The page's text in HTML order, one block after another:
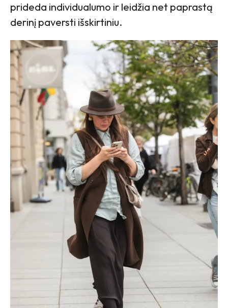
prideda individualumo ir leidžia net paprastą
derinį paversti išskirtiniu.